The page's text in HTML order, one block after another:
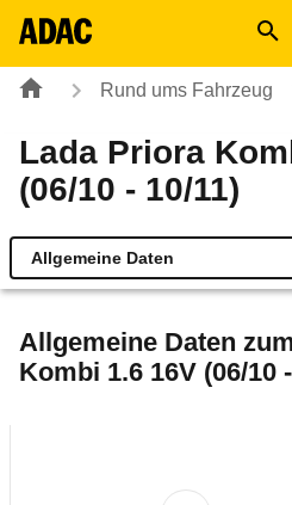
Rund ums Fahrzeug
Lada Priora
(06/10 - 10/11)
Allgemeine Daten
Technische Daten
Allgemeine Daten
Kombi 1.6 16V (06/10